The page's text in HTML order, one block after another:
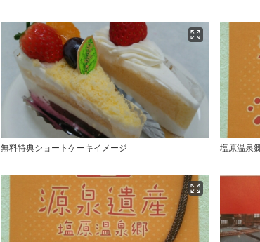
無料特典ショートケーキイメージ 塩原温泉